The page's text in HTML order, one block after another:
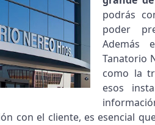
podrás
poder
Además
Tanatorio
como la
esos
con el cliente, es esencial